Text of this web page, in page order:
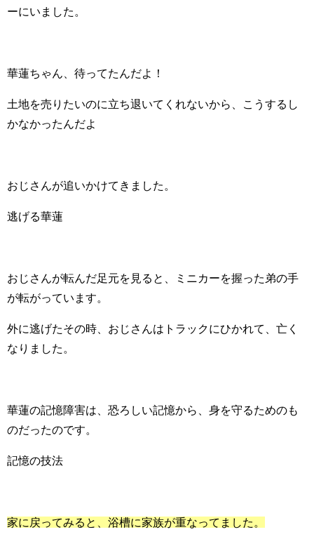
ーにいました。
華蓮ちゃん、待ってたんだよ！
土地を売りたいのに立ち退いてくれないから、こうするし
かなかったんだよ
おじさんが追いかけてきました。
逃げる華蓮
おじさんが転んだ足元を見ると、ミニカーを握った弟の手
が転がっています。
外に逃げたその時、おじさんはトラックにひかれて、亡く
なりました。
華蓮の記憶障害は、恐ろしい記憶から、身を守るためのも
のだったのです。
記憶の技法
家に戻ってみると、浴槽に家族が重なってました。